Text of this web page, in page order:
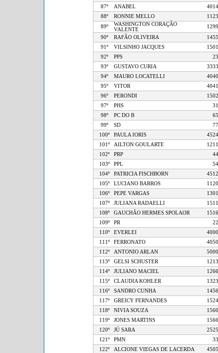
87º
ANABEL
88º
RONNIE MELLO
89º
WASHINGTON CORAÇÃO
VALENTE
90º
RAFÃO OLIVEIRA
91º
VILSINHO JACQUES
92º
PPS
93º
GUSTAVO CURIA
94º
MAURO LOCATELLI
95º
VITOR
96º
PERONDI
97º
PHS
98º
PC DO B
99º
SD
100º
PAULA IORIS
101º
AILTON GOULARTE
102º
PRP
103º
PPL
104º
PATRICIA FISCHBORN
105º
LUCIANO BARROS
106º
PEPE VARGAS
107º
JULIANA RADAELLI
108º
GAUCHÃO HERMES SPOLAOR
109º
PR
110º
EVERLEI
111º
FERRONATO
112º
ANTONIO ARLAN
113º
GELSI SCHUSTER
114º
JULIANO MACIEL
115º
CLAUDIA KOHLER
116º
SANDRO CUNHA
117º
GREICY FERNANDES
118º
NIVIA SOUZA
119º
JONES MARTINS
120º
JÚ SARA
121º
PMN
122º
ALCIONE VIEGAS DE LACERDA